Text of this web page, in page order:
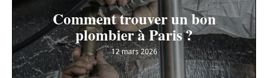
Comment trouver un bon
plombier à Paris ?
12 mars 2026